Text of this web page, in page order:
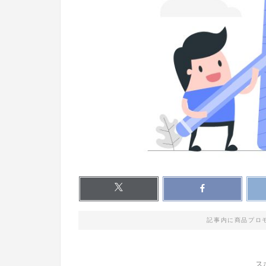
記事内に商品プロ
ス